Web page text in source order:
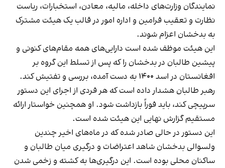
نمایندگان وزارت‌های داخله، مالیه، معادن، استخبارات، ریاست
نظارت و تعقیب فرامین و اداره امور در قالب یک هیئت مشترک
به بدخشان اعزام شوند.
این هیئت موظف شده است دارایی‌های همه مقام‌های کنونی و
پیشین طالبان در بدخشان را که پس از تسلط این گروه بر
افغانستان در اسد ۱۴۰۰ به دست آمده، بررسی و تفتیش کند.
رهبر طالبان هشدار داده است که هر فردی از اجرای این دستور
سرپیچی کند، باید فوراً بازداشت شود. او همچنین خواستار ارائه
مستقیم گزارش نهایی این هیئت شده است.
این دستور در حالی صادر شده که در ماه‌های اخیر چندین
ولسوالی بدخشان شاهد اعتراضات و درگیری میان طالبان و
ساکنان محلی بوده است. این درگیری‌ها به کشته و زخمی شدن